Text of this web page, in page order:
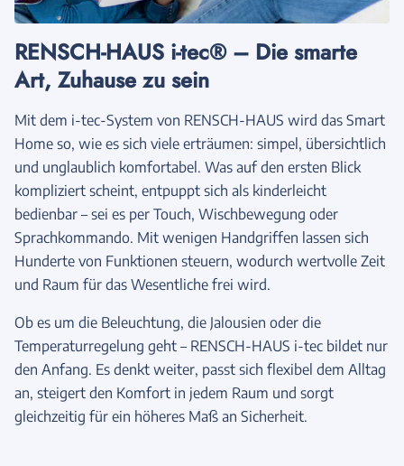
RENSCH-HAUS i-tec® – Die smarte
Art, Zuhause zu sein
Mit dem i-tec-System von RENSCH-HAUS wird das Smart
Home so, wie es sich viele erträumen: simpel, übersichtlich
und unglaublich komfortabel. Was auf den ersten Blick
kompliziert scheint, entpuppt sich als kinderleicht
bedienbar – sei es per Touch, Wischbewegung oder
Sprachkommando. Mit wenigen Handgriffen lassen sich
Hunderte von Funktionen steuern, wodurch wertvolle Zeit
und Raum für das Wesentliche frei wird.
Ob es um die Beleuchtung, die Jalousien oder die
Temperaturregelung geht – RENSCH-HAUS i-tec bildet nur
den Anfang. Es denkt weiter, passt sich flexibel dem Alltag
an, steigert den Komfort in jedem Raum und sorgt
gleichzeitig für ein höheres Maß an Sicherheit.